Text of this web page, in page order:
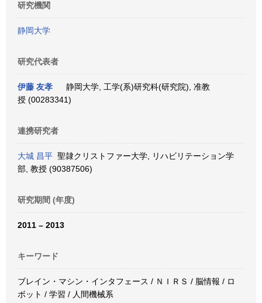
研究機関
静岡大学
研究代表者
伊藤 友孝
静岡大学, 工学(系)研究科(研究院), 准教
授 (00283341)
連携研究者
大城 昌平 聖隷クリストファー大学, リハビリテーション学
部, 教授 (90387506)
研究期間 (年度)
2011 – 2013
キーワード
ブレイン・マシン・インタフェース / ＮＩＲＳ / 脳情報 / ロ
ボット / 学習 / 人間機械系